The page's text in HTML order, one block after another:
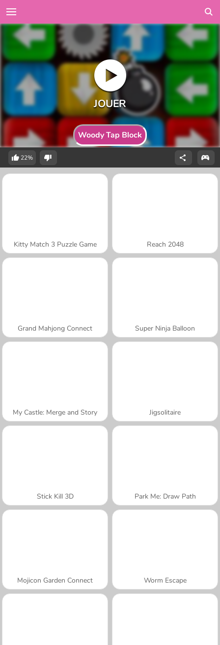
Woody Tap Block
22%
Kitty Match 3 Puzzle Game Reach 2048
Grand Mahjong Connect Super Ninja Balloon
My Castle: Merge and Story Jigsolitaire
Stick Kill 3D Park Me: Draw Path
Mojicon Garden Connect Worm Escape